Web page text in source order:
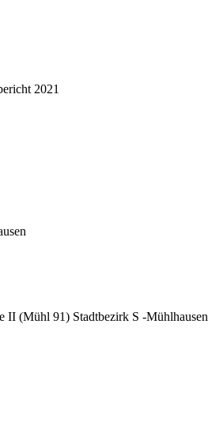
2021
II (Mühl 91) Stadtbezirk S -Mühlhausen